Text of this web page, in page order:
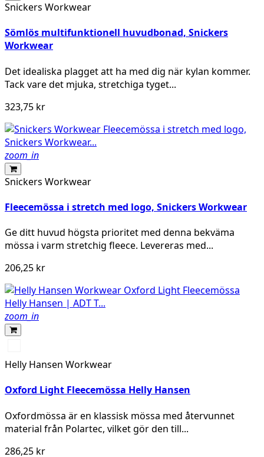
Snickers Workwear
Sömlös multifunktionell huvudbonad, Snickers
Workwear
Det idealiska plagget att ha med dig när kylan kommer.
Tack vare det mjuka, stretchiga tyget...
323,75 kr
zoom_in
Snickers Workwear
Fleecemössa i stretch med logo, Snickers Workwear
Ge ditt huvud högsta prioritet med denna bekväma
mössa i varm stretchig fleece. Levereras med...
206,25 kr
zoom_in
BLACK
Helly Hansen Workwear
Oxford Light Fleecemössa Helly Hansen
Oxfordmössa är en klassisk mössa med återvunnet
material från Polartec, vilket gör den till...
286,25 kr